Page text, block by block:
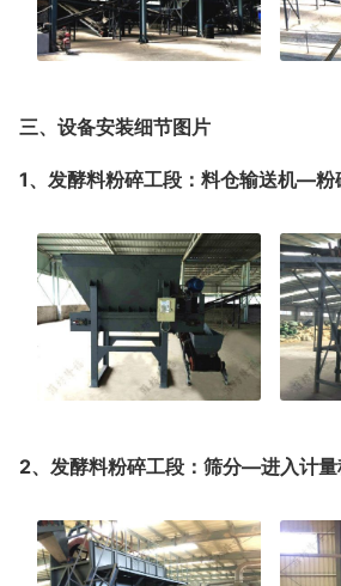
三、设备安装细节图片
1、发酵料粉碎工段：料仓输送机—粉
2、发酵料粉碎工段：筛分—进入计量